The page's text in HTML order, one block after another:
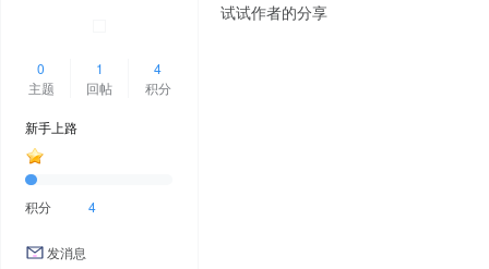
0
主题
1
回帖
4
积分
新手上路
积分 4
发消息
试试作者的分享